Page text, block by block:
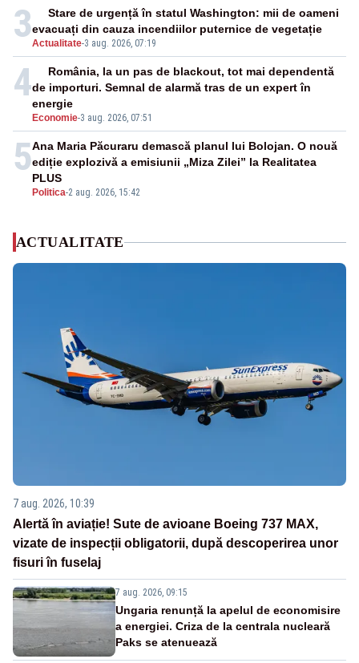
3Actualitate-3 aug. 2026, 07:19
Stare de urgență în statul Washington: mii de oameni
evacuați din cauza incendiilor puternice de vegetație
4
Economie-3 aug. 2026, 07:51
România, la un pas de blackout, tot mai dependentă
de importuri. Semnal de alarmă tras de un expert în
energie
5
Politica-2 aug. 2026, 15:42
Ana Maria Păcuraru demască planul lui Bolojan. O nouă
ediție explozivă a emisiunii „Miza Zilei” la Realitatea
PLUS
ACTUALITATE
7 aug. 2026, 10:39
Alertă în aviație! Sute de avioane Boeing 737 MAX,
vizate de inspecții obligatorii, după descoperirea unor
fisuri în fuselaj
7 aug. 2026, 09:15
Ungaria renunță la apelul de economisire
a energiei. Criza de la centrala nucleară
Paks se atenuează